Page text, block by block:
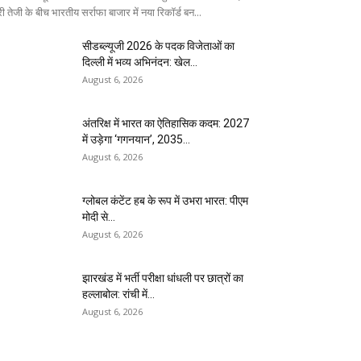
तेजी के बीच भारतीय सर्राफा बाजार में नया रिकॉर्ड बन...
सीडब्ल्यूजी 2026 के पदक विजेताओं का
दिल्ली में भव्य अभिनंदन: खेल...
August 6, 2026
अंतरिक्ष में भारत का ऐतिहासिक कदम: 2027
में उड़ेगा ‘गगनयान’, 2035...
August 6, 2026
ग्लोबल कंटेंट हब के रूप में उभरा भारत: पीएम
मोदी से...
August 6, 2026
झारखंड में भर्ती परीक्षा धांधली पर छात्रों का
हल्लाबोल: रांची में...
August 6, 2026